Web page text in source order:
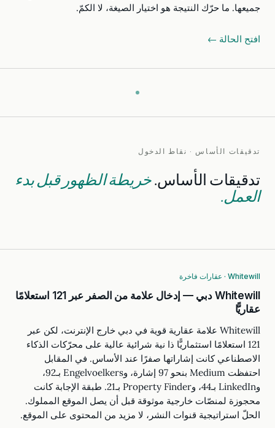
جميعها. ما حرّك النتيجة هو اختيار الصيغة، لا الكمّ.
افتح الحالة ←
تدقيقات الأساس · نقاط الدخول
تدقيقات الأساس.خريطة الظهور قبل بدء
العمل.
Whitewill · عقارات فاخرة
Whitewill دبي — إدخال علامة من الصفر عبر 121 استعلامًا
عقاريًّا
Whitewill علامة عقارية قوية في دبي خارج الإنترنت، لكن عبر
121 استعلامًا استثماريًّا ذا نية شرائية عالية على محرّكات الذكاء
الاصطناعي كانت إشاراتها صفرًا عند الأساس. في المقابل
احتفظت Medium بنحو 97 إشارة، وEngelvoelkers بـ92،
وLinkedIn بـ44، وProperty Finder بـ21. طبقة الإجابة كانت
محجوزة لمنصّات خارجية موثوقة قبل أن يصل الموقع المملوك.
الحلّ استراتيجية قنوات النشر، لا مزيد من المحتوى على الموقع.